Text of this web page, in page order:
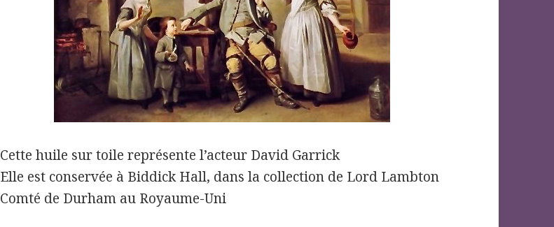
Cette huile sur toile représente l’acteur David Garrick
Elle est conservée à Biddick Hall, dans la collection de Lord Lambton
Comté de Durham au Royaume-Uni